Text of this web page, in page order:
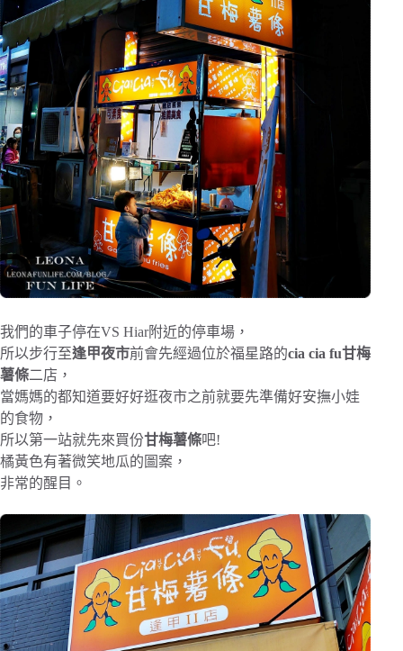
我們的車子停在VS Hiar附近的停車場，
所以步行至逢甲夜市前會先經過位於福星路的cia cia fu甘梅
薯條二店，
當媽媽的都知道要好好逛夜市之前就要先準備好安撫小娃
的食物，
所以第一站就先來買份甘梅薯條吧!
橘黃色有著微笑地瓜的圖案，
非常的醒目。